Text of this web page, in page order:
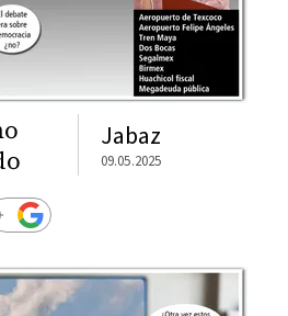
Jabaz
09.05.2025